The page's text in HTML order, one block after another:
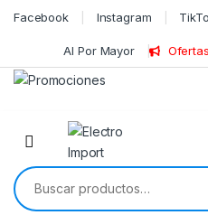
Skip to navigation
Skip to content
Facebook Instagram
Al Por Mayor Ofertas
Buscar por: